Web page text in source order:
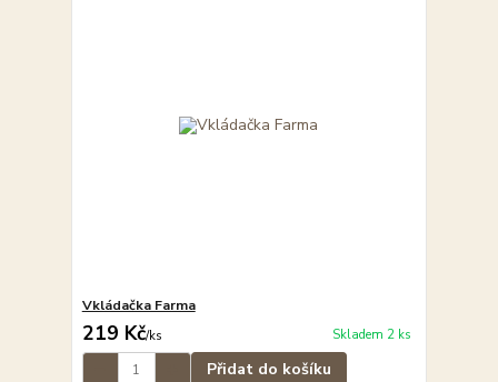
Vkládačka Farma
219 Kč/ks Skladem 2 ks
Přidat do košíku